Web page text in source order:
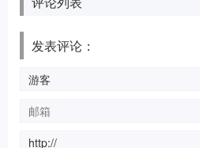
发表评论：